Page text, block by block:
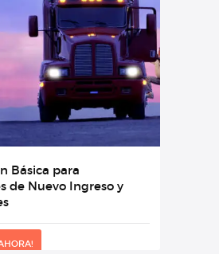
Básica para
de Nuevo Ingreso y